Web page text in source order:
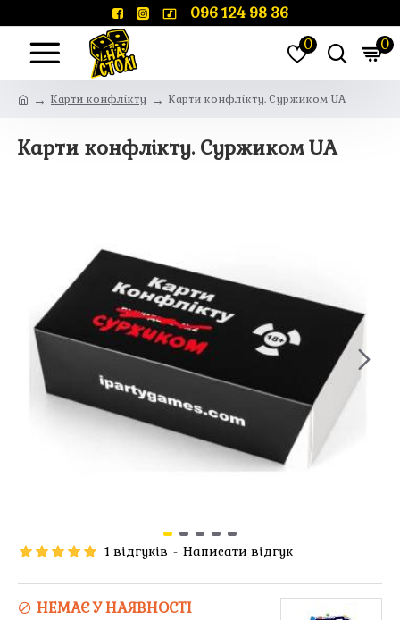
096 124 98 36
0 0
Карти конфлікту Карти конфлікту. Суржиком UA
Карти конфлікту. Суржиком UA
1 відгуків - Написати відгук
НЕМАЄ У НАЯВНОСТІ